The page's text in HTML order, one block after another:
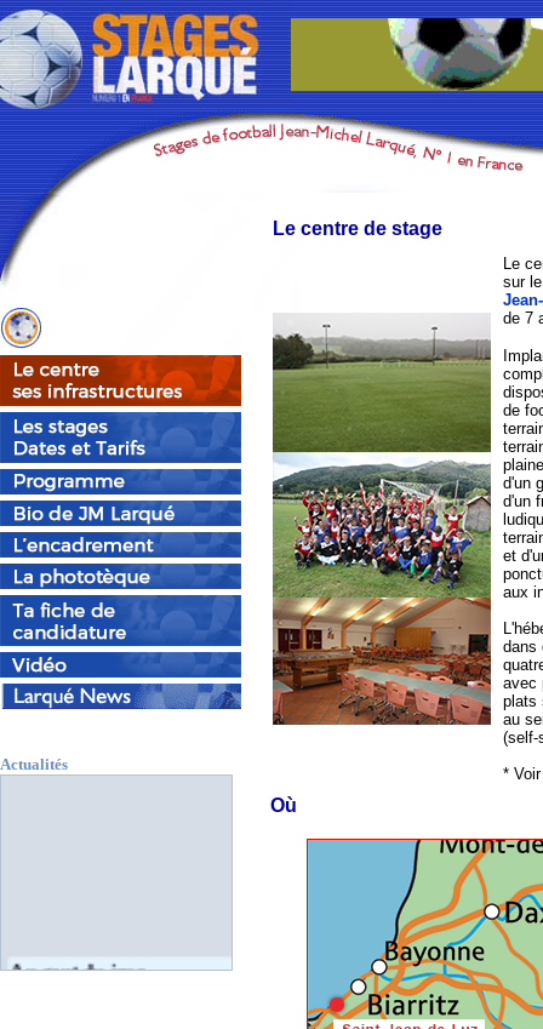
Actualités
Au gout du jour
Le centre de stage
Le
sur
de 7
de
d'un
d'un
et
aux
dans
avec
plats
au
(self-
*
Où